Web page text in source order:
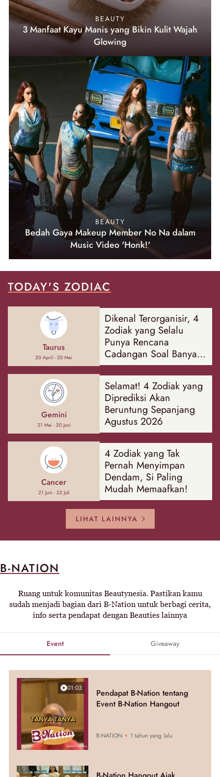
BEAUTY
3 Manfaat Kayu Manis yang Bikin Kulit Wajah
Glowing
BEAUTY
Bedah Gaya Makeup Member No Na dalam
Music Video 'Honk!'
TODAY'S ZODIAC
Taurus
20 April - 20 Mei
Dikenal Terorganisir, 4
Zodiak yang Selalu
Punya Rencana
Cadangan Soal Banyak
Hal
Gemini
21 Mei - 20 Juni
Selamat! 4 Zodiak yang
Diprediksi Akan
Beruntung Sepanjang
Agustus 2026
Cancer
21 Juni - 22 Juli
4 Zodiak yang Tak
Pernah Menyimpan
Dendam, Si Paling
Mudah Memaafkan!
LIHAT LAINNYA
B-NATION
Ruang untuk komunitas Beautynesia. Pastikan kamu
sudah menjadi bagian dari B-Nation untuk berbagi cerita,
info serta pendapat dengan Beauties lainnya
Event Giveaway
01:03
Pendapat B-Nation tentang
Event B-Nation Hangout
B-NATION 1 tahun yang lalu